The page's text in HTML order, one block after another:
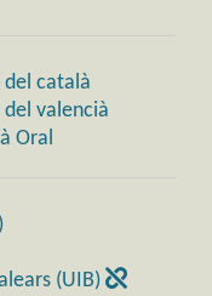
català
valencià
Oral
(UIB)